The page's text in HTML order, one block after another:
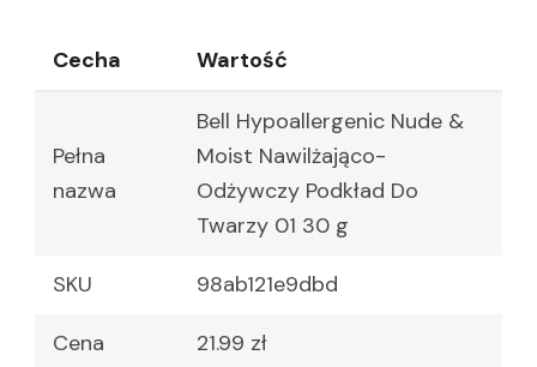
Cecha Wartość
Pełna
nazwa
Bell Hypoallergenic Nude &
Moist Nawilżająco-
Odżywczy Podkład Do
Twarzy 01 30 g
SKU 98ab121e9dbd
Cena 21.99 zł